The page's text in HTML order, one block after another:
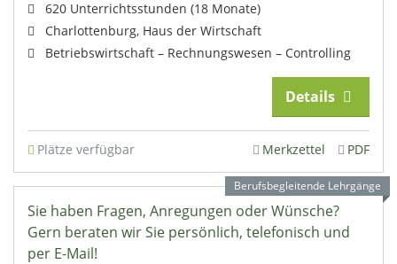
Impressum
620 Unterrichtsstunden (18 Monate)
Charlottenburg, Haus der Wirtschaft
Betriebswirtschaft – Rechnungswesen – Controlling
Details
Plätze verfügbar Merkzettel PDF
Sie haben Fragen, Anregungen oder Wünsche?
Gern beraten wir Sie persönlich, telefonisch und
per E-Mail!
Berufsbegleitende Lehrgänge